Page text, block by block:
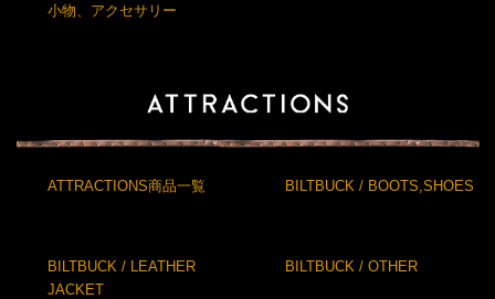
小物、アクセサリー
ATTRACTIONS商品一覧 BILTBUCK / BOOTS,SHOES
BILTBUCK / LEATHER
JACKET
BILTBUCK / OTHER